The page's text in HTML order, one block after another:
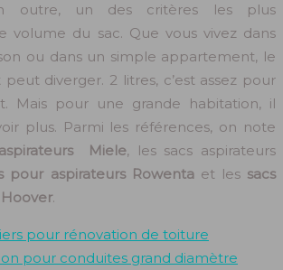
outre, un des critères les plus
volume du sac. Que vous vivez dans
ou dans un simple appartement, le
diverger. 2 litres, c’est assez pour
Mais pour une grande habitation, il
plus. Parmi les références, on note
Miele, les sacs aspirateurs
pour aspirateurs Rowentaet les sacs
.
pour rénovation de toiture
pour conduites grand diamètre